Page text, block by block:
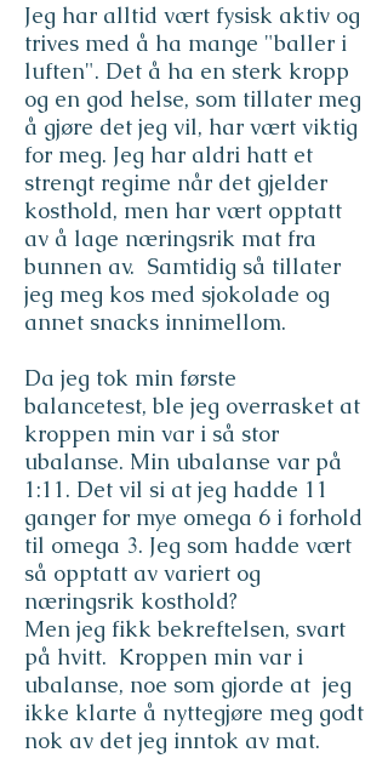
Jeg har alltid vært fysisk aktiv og
trives med å ha mange "baller i
luften". Det å ha en sterk kropp
og en god helse, som tillater meg
å gjøre det jeg vil, har vært viktig
for meg. Jeg har aldri hatt et
strengt regime når det gjelder
kosthold, men har vært opptatt
av å lage næringsrik mat fra
bunnen av. Samtidig så tillater
jeg meg kos med sjokolade og
annet snacks innimellom.
Da jeg tok min første
balancetest, ble jeg overrasket at
kroppen min var i så stor
ubalanse. Min ubalanse var på
1:11. Det vil si at jeg hadde 11
ganger for mye omega 6 i forhold
til omega 3. Jeg som hadde vært
så opptatt av variert og
næringsrik kosthold?
Men jeg fikk bekreftelsen, svart
på hvitt. Kroppen min var i
ubalanse, noe som gjorde at jeg
ikke klarte å nyttegjøre meg godt
nok av det jeg inntok av mat.